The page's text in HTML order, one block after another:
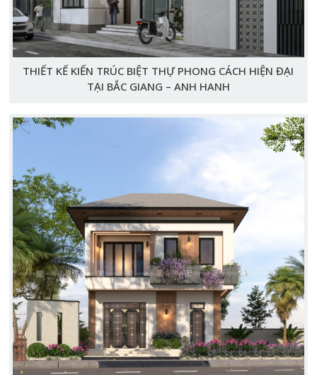
THIẾT KẾ KIẾN TRÚC BIỆT THỰ PHONG CÁCH HIỆN ĐẠI
TẠI BẮC GIANG – ANH HANH